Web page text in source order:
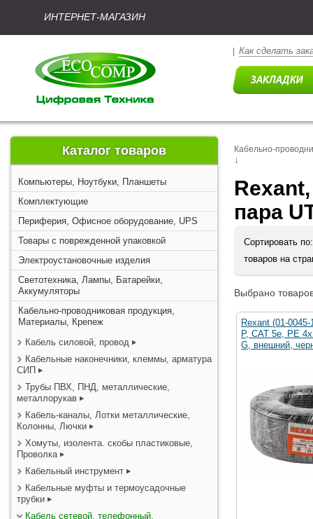
ИНТЕРНЕТ-МАГАЗИН
Как сделать
Каталог товаров
Компьютеры, Ноутбуки, Планшеты
Комплектующие
Периферия, Офисное оборудование, UPS
Товары с поврежденной упаковкой
Электроустановочные изделия
Светотехника, Лампы, Батарейки,
Аккумуляторы
Кабельно-проводниковая продукция,
Материалы, Крепеж
Кабель силовой, провод
Кабельные наконечники, клеммы, арматура
СИП
Трубы ПВХ, ПНД, металлические,
металлорукав
Кабель-каналы, Лотки металлические,
Колонны, Лючки
Хомуты, изолента. скобы пластиковые,
Проволка
Кабельный инструмент
Кабельные муфты и термоусадочные
трубки
Кабель сетевой, телефонный,
Кабельно-
↓
пара
Сортировать
товаров на
Выбрано
Rexant (01-
P, CAT 5e, PE
G, внешний,